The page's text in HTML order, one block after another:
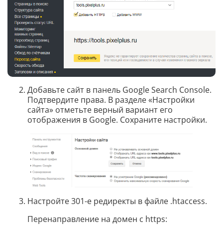
Добавьте сайт в панель Google Search Console.
Подтвердите права. В разделе «Настройки
сайта» отметьте верный вариант его
отображения в Google. Сохраните настройки.
Настройте 301-е редиректы в файле .htaccess.
Перенаправление на домен с https: